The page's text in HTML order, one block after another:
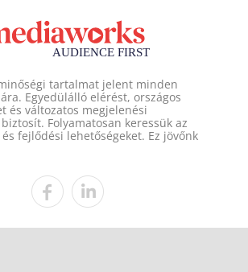
tartalmat jelent minden
Egyedülálló elérést, országos
és változatos megjelenési
Folyamatosan keressük az
fejlődési lehetőségeket. Ez jövőnk